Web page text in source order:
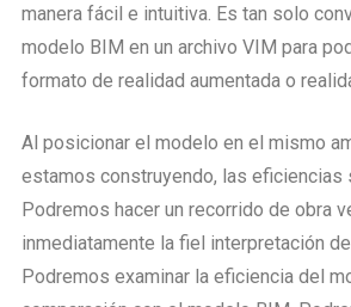
manera fácil e intuitiva. Es tan solo
modelo BIM en un archivo VIM para
formato de realidad aumentada o
Al posicionar el modelo en el mismo
estamos construyendo, las eficiencias
Podremos hacer un recorrido de obra
inmediatamente la fiel interpretación
Podremos examinar la eficiencia del